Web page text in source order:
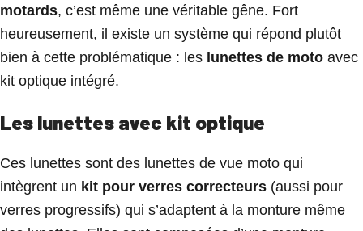
motards, c’est même une véritable gêne. Fort
heureusement, il existe un système qui répond plutôt
bien à cette problématique : les lunettes de moto avec
kit optique intégré.
Les lunettes avec kit optique
Ces lunettes sont des lunettes de vue moto qui
intègrent un kit pour verres correcteurs (aussi pour
verres progressifs) qui s’adaptent à la monture même